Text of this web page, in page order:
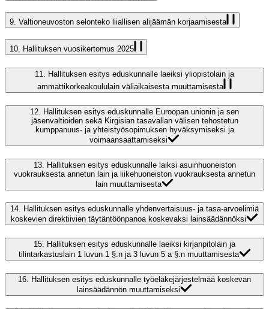
9. Valtioneuvoston selonteko liiallisen alijäämän korjaamisesta
10. Hallituksen vuosikertomus 2025
11. Hallituksen esitys eduskunnalle laeiksi yliopistolain ja
ammattikorkeakoululain väliaikaisesta muuttamisesta
12.
Hallituksen esitys eduskunnalle Euroopan unionin ja sen
jäsenvaltioiden sekä Kirgisian tasavallan välisen tehostetun
kumppanuus- ja yhteistyösopimuksen hyväksymiseksi ja
voimaansaattamiseksi
13. Hallituksen esitys eduskunnalle laiksi asuinhuoneiston
vuokrauksesta annetun lain ja liikehuoneiston vuokrauksesta annetun
lain muuttamisesta
14. Hallituksen esitys eduskunnalle yhdenvertaisuus- ja tasa-arvoelimiä
koskevien direktiivien täytäntöönpanoa koskevaksi lainsäädännöksi
15. Hallituksen esitys eduskunnalle laeiksi kirjanpitolain ja
tilintarkastuslain 1 luvun 1 §:n ja 3 luvun 5 a §:n muuttamisesta
16.
Hallituksen esitys eduskunnalle työeläkejärjestelmää koskevan
lainsäädännön muuttamiseksi